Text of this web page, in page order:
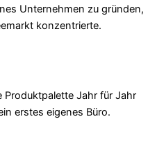
Unternehmen zu gründen,
konzentrierte.
Jahr für Jahr
erstes eigenes Büro.